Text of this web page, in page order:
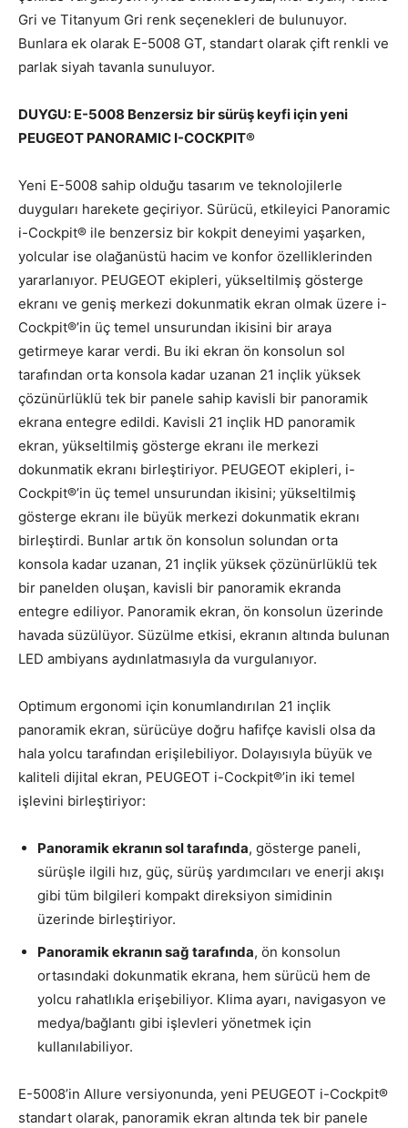
Gri ve Titanyum Gri renk seçenekleri de bulunuyor.
Bunlara ek olarak E-5008 GT, standart olarak çift renkli ve
parlak siyah tavanla sunuluyor.
DUYGU: E-5008 Benzersiz bir sürüş keyfi için yeni
PEUGEOT PANORAMIC I-COCKPIT®
Yeni E-5008 sahip olduğu tasarım ve teknolojilerle
duyguları harekete geçiriyor. Sürücü, etkileyici Panoramic
i-Cockpit® ile benzersiz bir kokpit deneyimi yaşarken,
yolcular ise olağanüstü hacim ve konfor özelliklerinden
yararlanıyor. PEUGEOT ekipleri, yükseltilmiş gösterge
ekranı ve geniş merkezi dokunmatik ekran olmak üzere i-
Cockpit®’in üç temel unsurundan ikisini bir araya
getirmeye karar verdi. Bu iki ekran ön konsolun sol
tarafından orta konsola kadar uzanan 21 inçlik yüksek
çözünürlüklü tek bir panele sahip kavisli bir panoramik
ekrana entegre edildi. Kavisli 21 inçlik HD panoramik
ekran, yükseltilmiş gösterge ekranı ile merkezi
dokunmatik ekranı birleştiriyor. PEUGEOT ekipleri, i-
Cockpit®’in üç temel unsurundan ikisini; yükseltilmiş
gösterge ekranı ile büyük merkezi dokunmatik ekranı
birleştirdi. Bunlar artık ön konsolun solundan orta
konsola kadar uzanan, 21 inçlik yüksek çözünürlüklü tek
bir panelden oluşan, kavisli bir panoramik ekranda
entegre ediliyor. Panoramik ekran, ön konsolun üzerinde
havada süzülüyor. Süzülme etkisi, ekranın altında bulunan
LED ambiyans aydınlatmasıyla da vurgulanıyor.
Optimum ergonomi için konumlandırılan 21 inçlik
panoramik ekran, sürücüye doğru hafifçe kavisli olsa da
hala yolcu tarafından erişilebiliyor. Dolayısıyla büyük ve
kaliteli dijital ekran, PEUGEOT i-Cockpit®’in iki temel
işlevini birleştiriyor:
Panoramik ekranın sol tarafında, gösterge paneli,
sürüşle ilgili hız, güç, sürüş yardımcıları ve enerji akışı
gibi tüm bilgileri kompakt direksiyon simidinin
üzerinde birleştiriyor.
Panoramik ekranın sağ tarafında, ön konsolun
ortasındaki dokunmatik ekrana, hem sürücü hem de
yolcu rahatlıkla erişebiliyor. Klima ayarı, navigasyon ve
medya/bağlantı gibi işlevleri yönetmek için
kullanılabiliyor.
E-5008’in Allure versiyonunda, yeni PEUGEOT i-Cockpit®
standart olarak, panoramik ekran altında tek bir panele